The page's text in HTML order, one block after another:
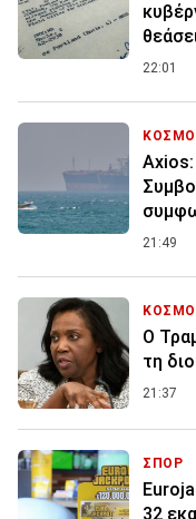
22:01
Axios:
21:49
Ο
τη
21:37
ΣΠΟΡ
32